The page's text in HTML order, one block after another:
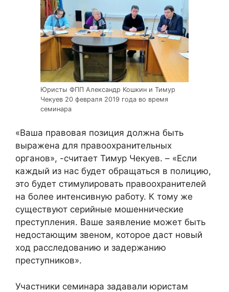
Юристы ФПП Александр Кошкин и Тимур
Чекуев 20 февраля 2019 года во время
семинара
«Ваша правовая позиция должна быть
выражена для правоохранительных
органов», -считает Тимур Чекуев. – «Если
каждый из нас будет обращаться в полицию,
это будет стимулировать правоохранителей
на более интенсивную работу. К тому же
существуют серийные мошеннические
преступления. Ваше заявление может быть
недостающим звеном, которое даст новый
ход расследованию и задержанию
преступников».
Участники семинара задавали юристам